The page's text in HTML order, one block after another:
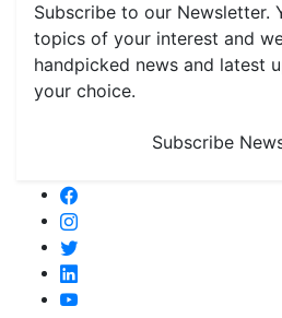
Subscribe to our Newsletter.
topics of your interest and
handpicked news and latest
your choice.
Subscribe